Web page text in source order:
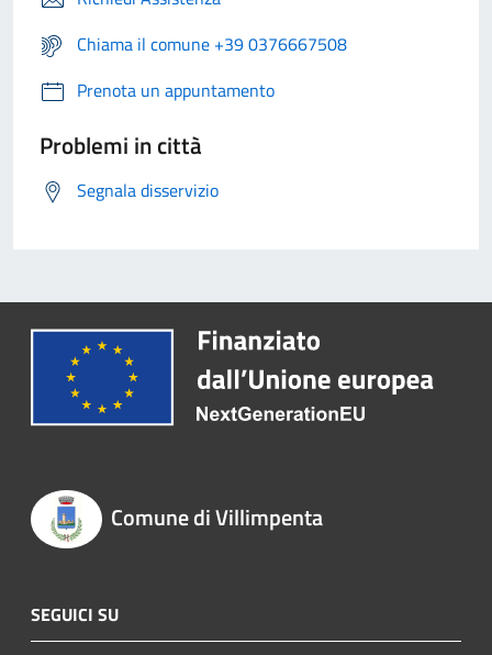
Chiama il comune +39 0376667508
Prenota un appuntamento
Problemi in città
Segnala disservizio
Comune di Villimpenta
SEGUICI SU